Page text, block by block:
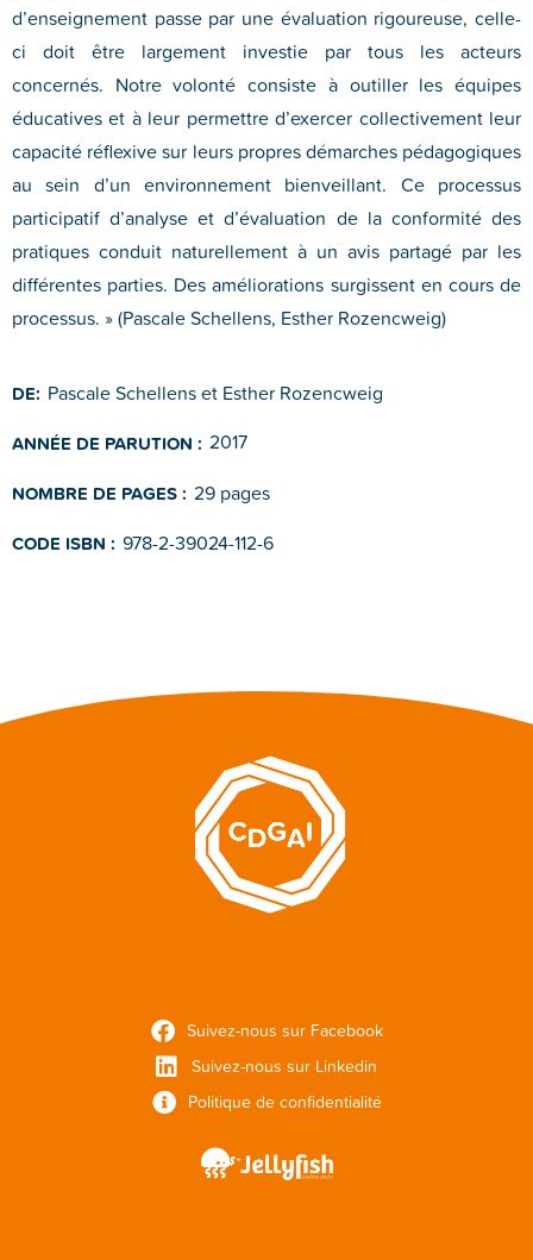
d’enseignement passe par une évaluation rigoureuse, celle-
ci doit être largement investie par tous les acteurs
concernés. Notre volonté consiste à outiller les équipes
éducatives et à leur permettre d’exercer collectivement leur
capacité réflexive sur leurs propres démarches pédagogiques
au sein d’un environnement bienveillant. Ce processus
participatif d’analyse et d’évaluation de la conformité des
pratiques conduit naturellement à un avis partagé par les
différentes parties. Des améliorations surgissent en cours de
processus. » (Pascale Schellens, Esther Rozencweig)
DE: Pascale Schellens et Esther Rozencweig
ANNÉE DE PARUTION : 2017
NOMBRE DE PAGES : 29 pages
CODE ISBN : 978-2-39024-112-6
Suivez-nous sur Facebook
Suivez-nous sur Linkedin
Politique de confidentialité